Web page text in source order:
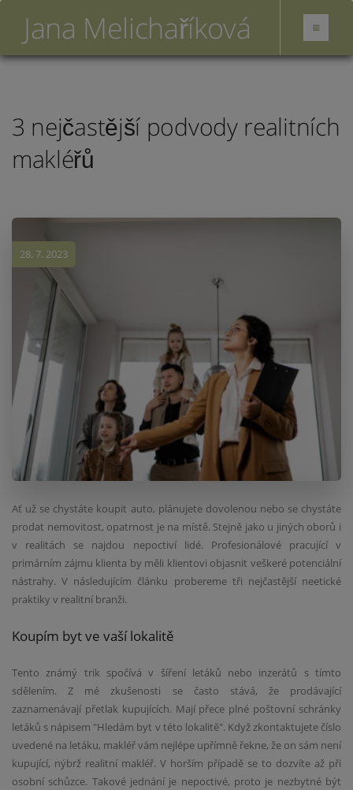
Jana Melichaříková
3 nejčastější podvody realitních
makléřů
28. 7. 2023
Ať už se chystáte koupit auto, plánujete dovolenou nebo se chystáte
prodat nemovitost, opatrnost je na místě. Stejně jako u jiných oborů i
v realitách se najdou nepoctiví lidé. Profesionálové pracující v
primárním zájmu klienta by měli klientovi objasnit veškeré potenciální
nástrahy. V následujícím článku probereme tři nejčastější neetické
praktiky v realitní branži.
Koupím byt ve vaší lokalitě
Tento známý trik spočívá v šíření letáků nebo inzerátů s tímto
sdělením. Z mé zkušenosti se často stává, že prodávající
zaznamenávají přetlak kupujících. Mají přece plné poštovní schránky
letáků s nápisem "Hledám byt v této lokalitě". Když zkontaktujete číslo
uvedené na letáku, makléř vám nejlépe upřímně řekne, že on sám není
kupující, nýbrž realitní makléř. V horším případě se to dozvíte až při
osobní schůzce. Takové jednání je nepoctivé, proto je nezbytné být